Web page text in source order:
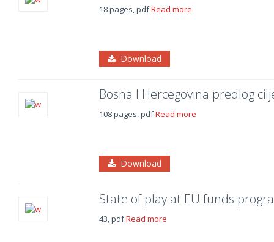
18 pages, pdfRead more
Download
Bosna I Hercegovina predlog
108 pages, pdfRead more
Download
State of play at EU funds
43, pdfRead more